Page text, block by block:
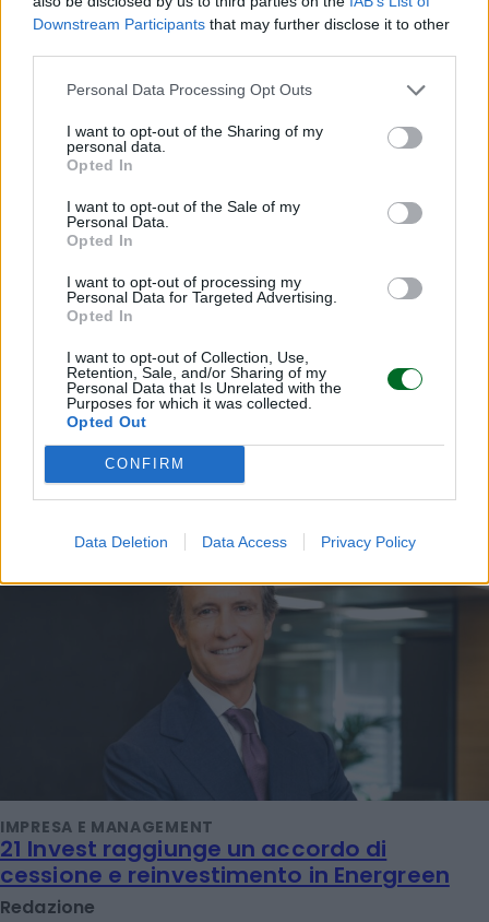
Downstream Participants that may further disclose it to other
Personal Data Processing Opt Outs
I want to opt-out of the Sharing of my
personal data.
Opted In
I want to opt-out of the Sale of my
Personal Data.
Opted In
I want to opt-out of processing my
Personal Data for Targeted Advertising.
Opted In
I want to opt-out of Collection, Use,
Retention, Sale, and/or Sharing of my
Personal Data that Is Unrelated with the
Purposes for which it was collected.
Opted Out
CONFIRM
Data Deletion Data Access Privacy Policy
LEGGI ANCHE
IMPRESA E MANAGEMENT
21 Invest raggiunge un accordo di
cessione e reinvestimento in Energreen
Redazione